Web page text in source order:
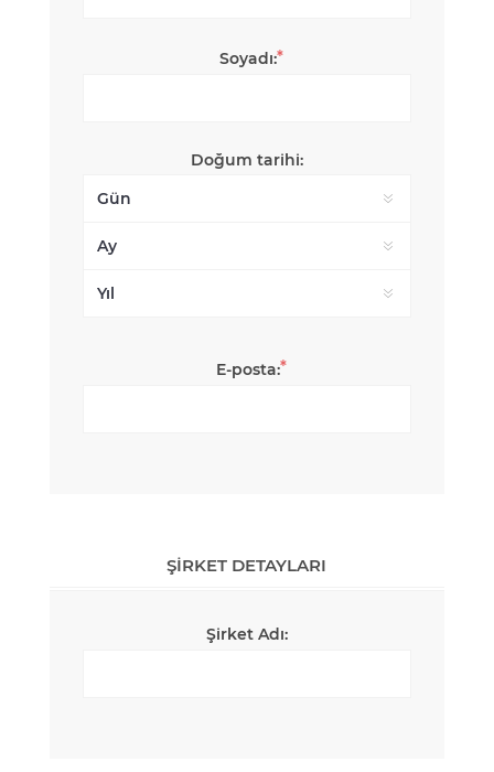
Soyadı:*
Doğum tarihi:
E-posta:*
ŞIRKET DETAYLARI
Şirket Adı: